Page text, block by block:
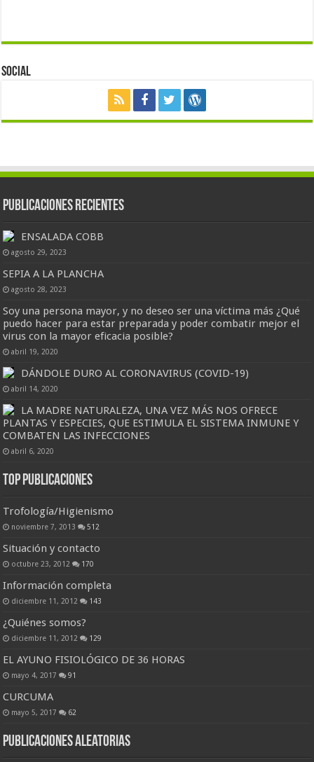
Social
Publicaciones Recientes
ENSALADA COBB
agosto 29, 2023
SEPIA A LA PLANCHA
agosto 28, 2023
Soy una persona mayor, y no deseo ser una víctima más ¿Qué
puedo hacer para estar preparada y poder combatir mejor el
virus con la mayor eficacia posible?
abril 19, 2020
DÁNDOLE DURO AL CORONAVIRUS (COVID-19)
abril 14, 2020
LA MADRE NATURALEZA, UNA VEZ MÁS NOS OFRECE
PLANTAS Y ESPECIES, QUE ESTIMULA EL SISTEMA INMUNE Y
COMBATEN LAS INFECCIONES
abril 6, 2020
Top Publicaciones
Trofología/Higienismo
noviembre 7, 2013 512
Situación y contacto
octubre 23, 2012 170
Información completa
diciembre 11, 2012 143
¿Quiénes somos?
diciembre 11, 2012 129
EL AYUNO FISIOLÓGICO DE 36 HORAS
mayo 4, 2017 91
CURCUMA
mayo 5, 2017 62
Publicaciones Aleatorias